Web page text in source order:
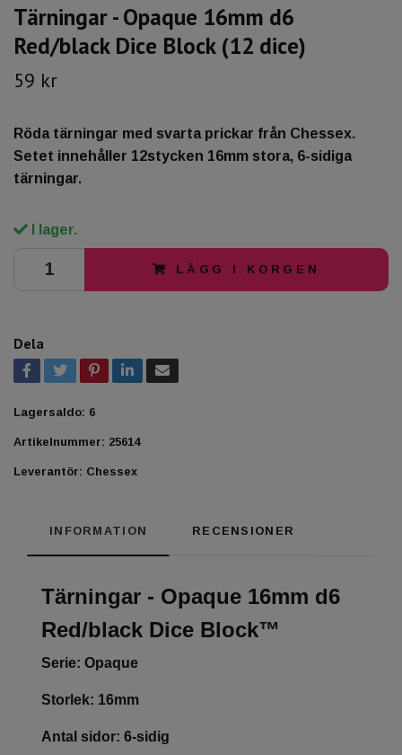
Tärningar - Opaque 16mm d6
Red/black Dice Block (12 dice)
59 kr
Röda tärningar med svarta prickar från Chessex.
Setet innehåller 12stycken 16mm stora, 6-sidiga
tärningar.
I lager.
LÄGG I KORGEN
Dela
Lagersaldo: 6
Artikelnummer: 25614
Leverantör: Chessex
INFORMATION RECENSIONER
Tärningar - Opaque 16mm d6
Red/black Dice Block™
Serie: Opaque
Storlek: 16mm
Antal sidor: 6-sidig